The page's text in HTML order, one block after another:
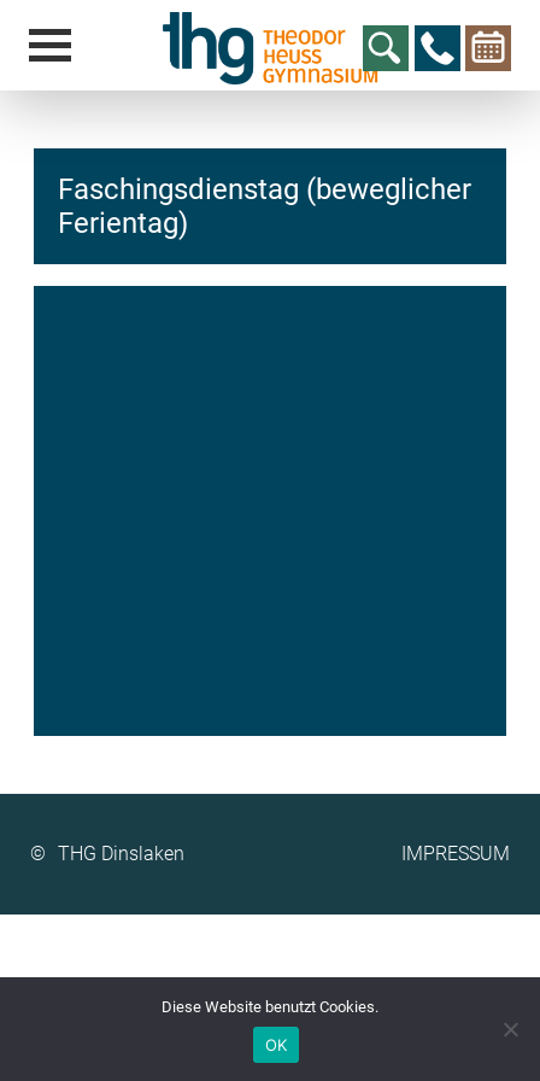
ed.ne
kalsn
id-gh
t@elu
hcs
Faschingsdienstag (beweglicher
Ferientag)
© IMPRESSUM
Diese Website benutzt Cookies.
OK